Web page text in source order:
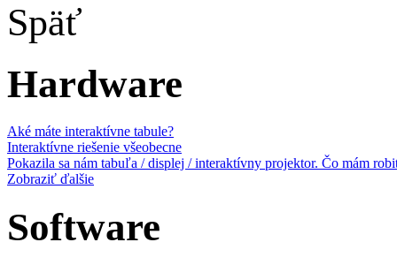
Späť
Hardware
Aké máte interaktívne tabule?
Interaktívne riešenie všeobecne
Pokazila sa nám tabuľa / displej / interaktívny projektor. Čo mám
Zobraziť ďalšie
Software